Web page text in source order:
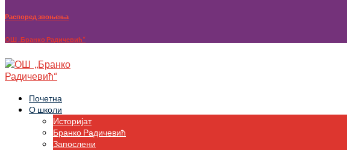
Распоред звоњења
OШ ,,Бранко Радичевић“
Почетна
О школи
Историјат
Бранко Радичевић
Запослени